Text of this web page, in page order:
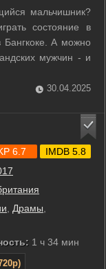
мальчишник?
состояние в
Бангкоке. А можно
мужчин - и
и экстренных
позавидуют
30.04.2025
Драмы
1 ч 34 мин
6.7 IMDB 5.8